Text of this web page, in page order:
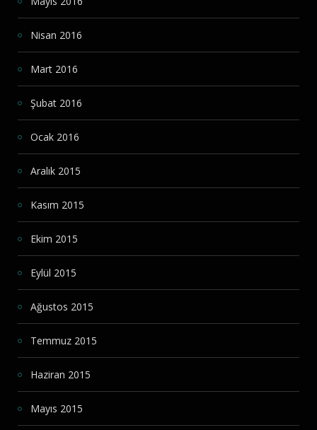
Nisan 2016
Mart 2016
Şubat 2016
Ocak 2016
Aralık 2015
Kasım 2015
Ekim 2015
Eylül 2015
Ağustos 2015
Temmuz 2015
Haziran 2015
Mayıs 2015